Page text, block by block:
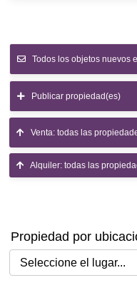
Todos los objetos nuevos
Publicar propiedad(es)
Venta: todas las
Alquiler: todas las
Propiedad por
Seleccione el lugar